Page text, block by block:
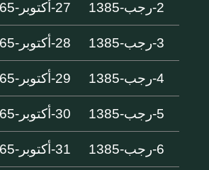
2-رجب-1385 27-أكتوبر-1965
3-رجب-1385 28-أكتوبر-1965
4-رجب-1385 29-أكتوبر-1965
5-رجب-1385 30-أكتوبر-1965
6-رجب-1385 31-أكتوبر-1965